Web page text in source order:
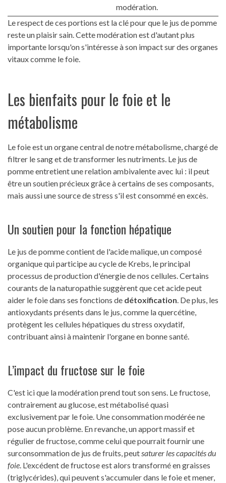
modération.
Le respect de ces portions est la clé pour que le jus de pomme
reste un plaisir sain. Cette modération est d'autant plus
importante lorsqu'on s'intéresse à son impact sur des organes
vitaux comme le foie.
Les bienfaits pour le foie et le
métabolisme
Le foie est un organe central de notre métabolisme, chargé de
filtrer le sang et de transformer les nutriments. Le jus de
pomme entretient une relation ambivalente avec lui : il peut
être un soutien précieux grâce à certains de ses composants,
mais aussi une source de stress s'il est consommé en excès.
Un soutien pour la fonction hépatique
Le jus de pomme contient de l'acide malique, un composé
organique qui participe au cycle de Krebs, le principal
processus de production d'énergie de nos cellules. Certains
courants de la naturopathie suggèrent que cet acide peut
aider le foie dans ses fonctions de détoxification. De plus, les
antioxydants présents dans le jus, comme la quercétine,
protègent les cellules hépatiques du stress oxydatif,
contribuant ainsi à maintenir l'organe en bonne santé.
L’impact du fructose sur le foie
C'est ici que la modération prend tout son sens. Le fructose,
contrairement au glucose, est métabolisé quasi
exclusivement par le foie. Une consommation modérée ne
pose aucun problème. En revanche, un apport massif et
régulier de fructose, comme celui que pourrait fournir une
surconsommation de jus de fruits, peutsaturer les capacités du
foie. L'excédent de fructose est alors transformé en graisses
(triglycérides), qui peuvent s'accumuler dans le foie et mener,